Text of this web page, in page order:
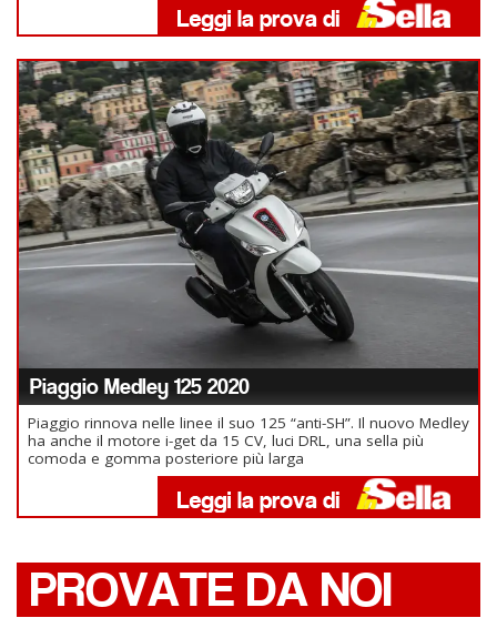
Piaggio Medley 125 2020
Piaggio rinnova nelle linee il suo 125 “anti-SH”. Il nuovo Medley
ha anche il motore i-get da 15 CV, luci DRL, una sella più
comoda e gomma posteriore più larga
PROVATE DA NOI